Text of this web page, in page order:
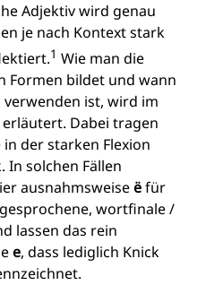
Adjektiv wird genau
je nach Kontext stark
1 Wie man die
Formen bildet und wann
verwenden ist, wird im
Dabei tragen
der starken Flexion
In solchen Fällen
ausnahmsweiseëfür
wortfinale /
lassen das rein
e, dass lediglich Knick